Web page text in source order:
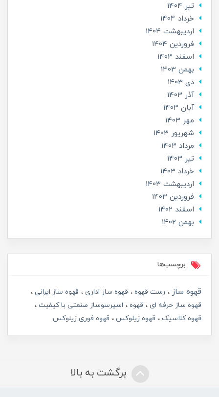
تير 1404
خرداد 1404
ارديبهشت 1404
فروردین 1404
اسفند 1403
بهمن 1403
دی 1403
آذر 1403
آبان 1403
مهر 1403
شهریور 1403
مرداد 1403
تير 1403
خرداد 1403
ارديبهشت 1403
فروردین 1403
اسفند 1402
بهمن 1402
برچسب‌ها
قهوه ساز رست قهوه قهوه ساز اداری
قهوه ساز ایرانی
قهوه ساز حرفه ای
قهوه
اسپرسوساز صنعتی با کیفیت
قهوه کلاسیک
قهوه زیلوکس قهوه فوری زیلوکس
برگشت به بالا